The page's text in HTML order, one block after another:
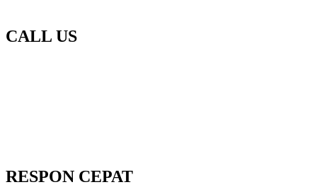
CALL US
RESPON CEPAT